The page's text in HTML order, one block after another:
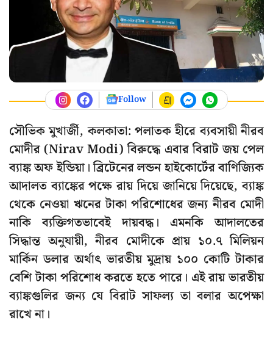
Follow
সৌভিক মুখার্জী, কলকাতা: পলাতক হীরে ব্যবসায়ী নীরব
মোদীর (Nirav Modi) বিরুদ্ধে এবার বিরাট জয় পেল
ব্যাঙ্ক অফ ইন্ডিয়া। ব্রিটেনের লন্ডন হাইকোর্টের বাণিজ্যিক
আদালত ব্যাঙ্কের পক্ষে রায় দিয়ে জানিয়ে দিয়েছে, ব্যাঙ্ক
থেকে নেওয়া ঋনের টাকা পরিশোধের জন্য নীরব মোদী
নাকি ব্যক্তিগতভাবেই দায়বদ্ধ। এমনকি আদালতের
সিদ্ধান্ত অনুযায়ী, নীরব মোদীকে প্রায় ১০.৭ মিলিয়ন
মার্কিন ডলার অর্থাৎ ভারতীয় মুদ্রায় ১০০ কোটি টাকার
বেশি টাকা পরিশোধ করতে হতে পারে। এই রায় ভারতীয়
ব্যাঙ্কগুলির জন্য যে বিরাট সাফল্য তা বলার অপেক্ষা
রাখে না।